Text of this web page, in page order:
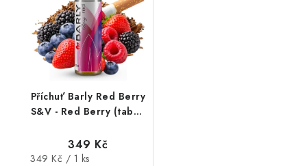
Příchuť Barly Red Berry
S&V - Red Berry (tabák
349 Kč
Měrná
349 Kč / 1 ks